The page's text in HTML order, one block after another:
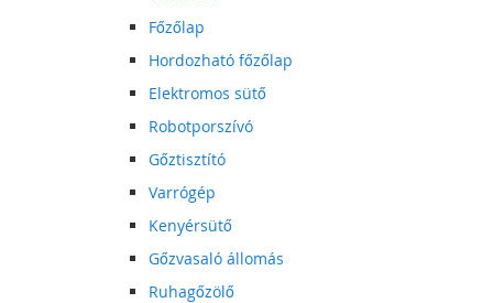
Főzőlap
Hordozható főzőlap
Elektromos sütő
Robotporszívó
Gőztisztító
Varrógép
Kenyérsütő
Gőzvasaló állomás
Ruhagőzölő